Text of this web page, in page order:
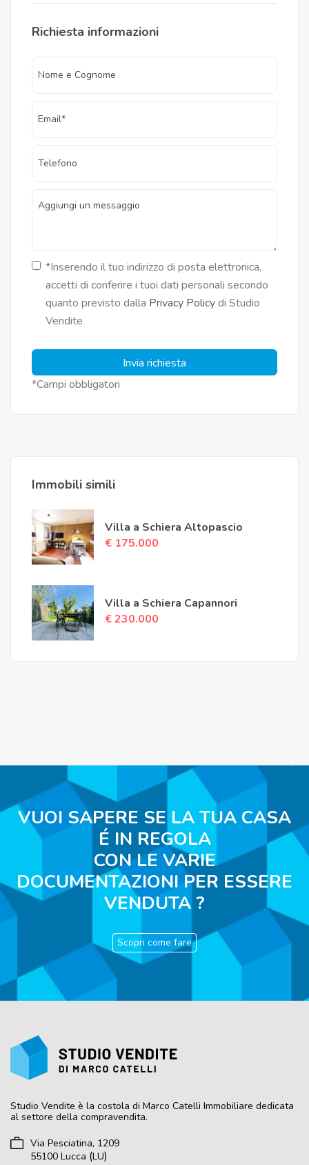
Richiesta informazioni
*Inserendo il tuo indirizzo di posta elettronica,
accetti di conferire i tuoi dati personali secondo
quanto previsto dalla Privacy Policydi Studio
Vendite
Invia richiesta
*Campi obbligatori
Immobili simili
Villa a Schiera Altopascio
€ 175.000
Villa a Schiera Capannori
€ 230.000
VUOI SAPERE SE LA TUA CASA
É IN REGOLA
CON LE VARIE
DOCUMENTAZIONI PER ESSERE
VENDUTA ?
Scopri come fare
Studio Vendite è la costola di Marco Catelli Immobiliare dedicata
al settore della compravendita.
Via Pesciatina, 1209
55100 Lucca (LU)